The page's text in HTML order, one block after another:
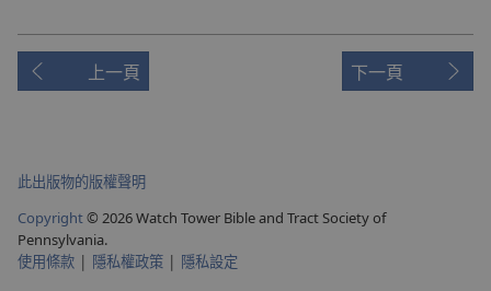
上一頁 下一頁
此出版物的版權聲明
Copyright© 2026 Watch Tower Bible and Tract Society of
Pennsylvania.
使用條款 | 隱私權政策 | 隱私設定